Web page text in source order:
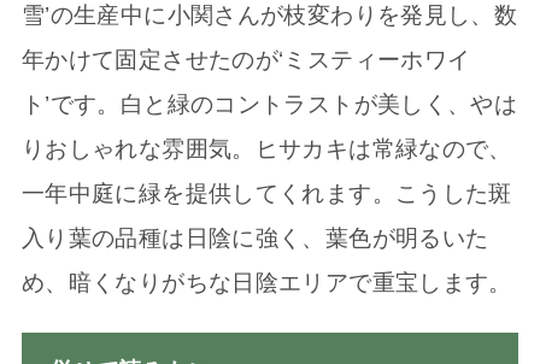
雪’の生産中に小関さんが枝変わりを発見し、数
年かけて固定させたのが‘ミスティーホワイ
ト’です。白と緑のコントラストが美しく、やは
りおしゃれな雰囲気。ヒサカキは常緑なので、
一年中庭に緑を提供してくれます。こうした斑
入り葉の品種は日陰に強く、葉色が明るいた
め、暗くなりがちな日陰エリアで重宝します。